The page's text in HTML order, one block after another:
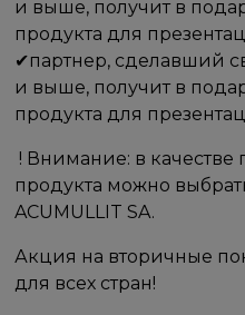
и выше, получит в
продукта для
✔партнер, сделавший
и выше, получит в
продукта для
! Внимание: в качестве
продукта можно
ACUMULLIT SA.
Акция на вторичные
для всех стран! ​